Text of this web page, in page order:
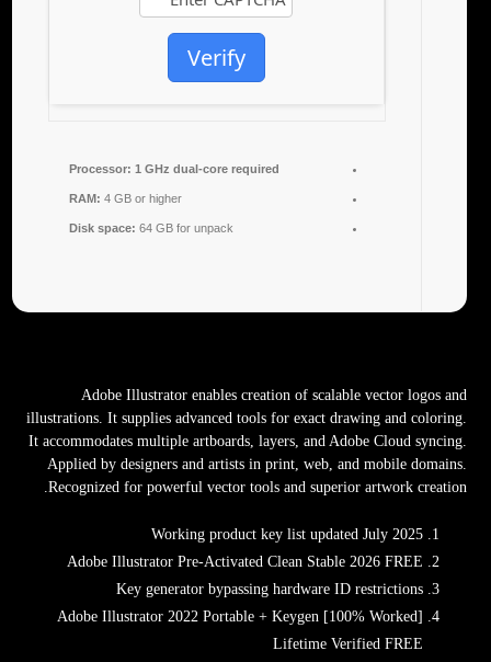
Verify
Processor: 1 GHz dual-core required
RAM: 4 GB or higher
Disk space: 64 GB for unpack
Adobe Illustrator enables creation of scalable vector logos and
illustrations. It supplies advanced tools for exact drawing and coloring.
It accommodates multiple artboards, layers, and Adobe Cloud syncing.
Applied by designers and artists in print, web, and mobile domains.
Recognized for powerful vector tools and superior artwork creation.
Working product key list updated July 2025
Adobe Illustrator Pre-Activated Clean Stable 2026 FREE
Key generator bypassing hardware ID restrictions
Adobe Illustrator 2022 Portable + Keygen [100% Worked]
Lifetime Verified FREE